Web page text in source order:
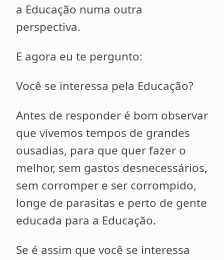
a Educação numa outra
perspectiva.
E agora eu te pergunto:
Você se interessa pela Educação?
Antes de responder é bom observar
que vivemos tempos de grandes
ousadias, para que quer fazer o
melhor, sem gastos desnecessários,
sem corromper e ser corrompido,
longe de parasitas e perto de gente
educada para a Educação.
Se é assim que você se interessa